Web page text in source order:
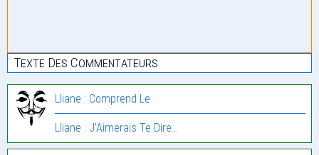
Texte Des Commentateurs
Lliane : Comprend Le
Lliane : J’Aimerais Te Dire…